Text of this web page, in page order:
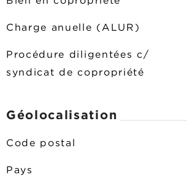
Charge anuelle (ALUR)
Procédure diligentées c/
syndicat de copropriété
Géolocalisation
Code postal
Pays